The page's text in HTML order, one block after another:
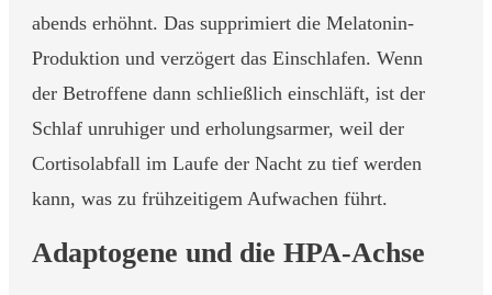
abends erhöhnt. Das supprimiert die Melatonin-
Produktion und verzögert das Einschlafen. Wenn
der Betroffene dann schließlich einschläft, ist der
Schlaf unruhiger und erholungsarmer, weil der
Cortisolabfall im Laufe der Nacht zu tief werden
kann, was zu frühzeitigem Aufwachen führt.
Adaptogene und die HPA-Achse